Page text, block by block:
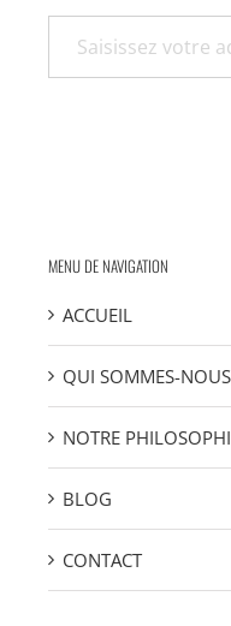
Saisissez votre adresse e-mail…
MENU DE NAVIGATION
ACCUEIL
QUI SOMMES-
NOTRE
BLOG
CONTACT